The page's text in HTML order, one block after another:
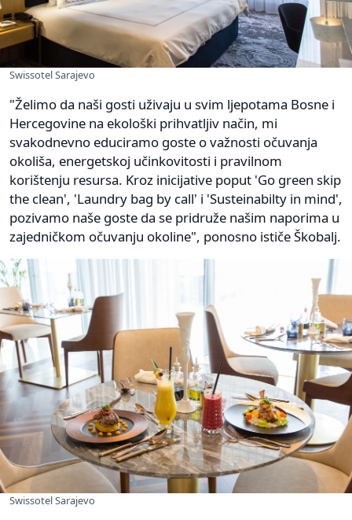
Swissotel Sarajevo
"Želimo da naši gosti uživaju u svim ljepotama Bosne i
Hercegovine na ekološki prihvatljiv način, mi
svakodnevno educiramo goste o važnosti očuvanja
okoliša, energetskoj učinkovitosti i pravilnom
korištenju resursa. Kroz inicijative poput 'Go green skip
the clean', 'Laundry bag by call' i 'Susteinabilty in mind',
pozivamo naše goste da se pridruže našim naporima u
zajedničkom očuvanju okoline", ponosno ističe Škobalj.
Swissotel Sarajevo